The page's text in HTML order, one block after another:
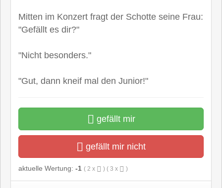
Mitten im Konzert fragt der Schotte seine Frau:
"Gefällt es dir?"
"Nicht besonders."
"Gut, dann kneif mal den Junior!"
gefällt mir
gefällt mir nicht
aktuelle Wertung: -1 ( 2 x ) ( 3 x )